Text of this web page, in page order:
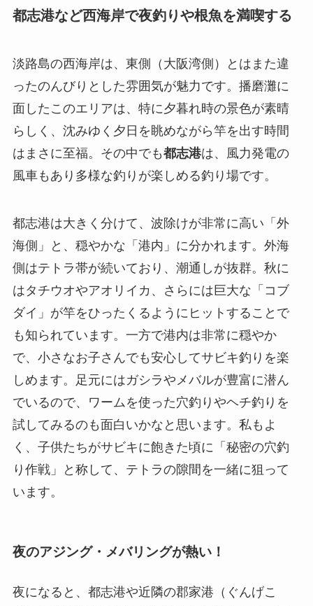
都志港など西海岸で夜釣りや根魚を満喫する
淡路島の西海岸は、東側（大阪湾側）とはまた違
ったのんびりとした雰囲気が魅力です。播磨灘に
面したこのエリアは、特に夕暮れ時の景色が素晴
らしく、沈みゆく夕日を眺めながら竿を出す時間
はまさに至福。その中でも都志港は、風力発電の
風車もあり多様な釣りが楽しめる釣り場です。
都志港は大きく分けて、波除けが非常に高い「外
海側」と、穏やかな「港内」に分かれます。外海
側はテトラ帯が続いており、潮通しが抜群。秋に
はタチウオやアオリイカ、さらには巨大な「コブ
ダイ」が竿をひったくるようにヒットすることで
も知られています。一方で港内は非常に穏やか
で、小さなお子さんでも安心してサビキ釣りを楽
しめます。足元にはガシラやメバルが豊富に潜ん
でいるので、ワームを使った穴釣りやヘチ釣りを
試してみるのも面白いかなと思います。私もよ
く、子供たちがサビキに飽きた頃に「秘密の穴釣
り作戦」と称して、テトラの隙間を一緒に狙って
います。
夜のアジング・メバリングが熱い！
夜になると、都志港や近隣の郡家港（ぐんげこ